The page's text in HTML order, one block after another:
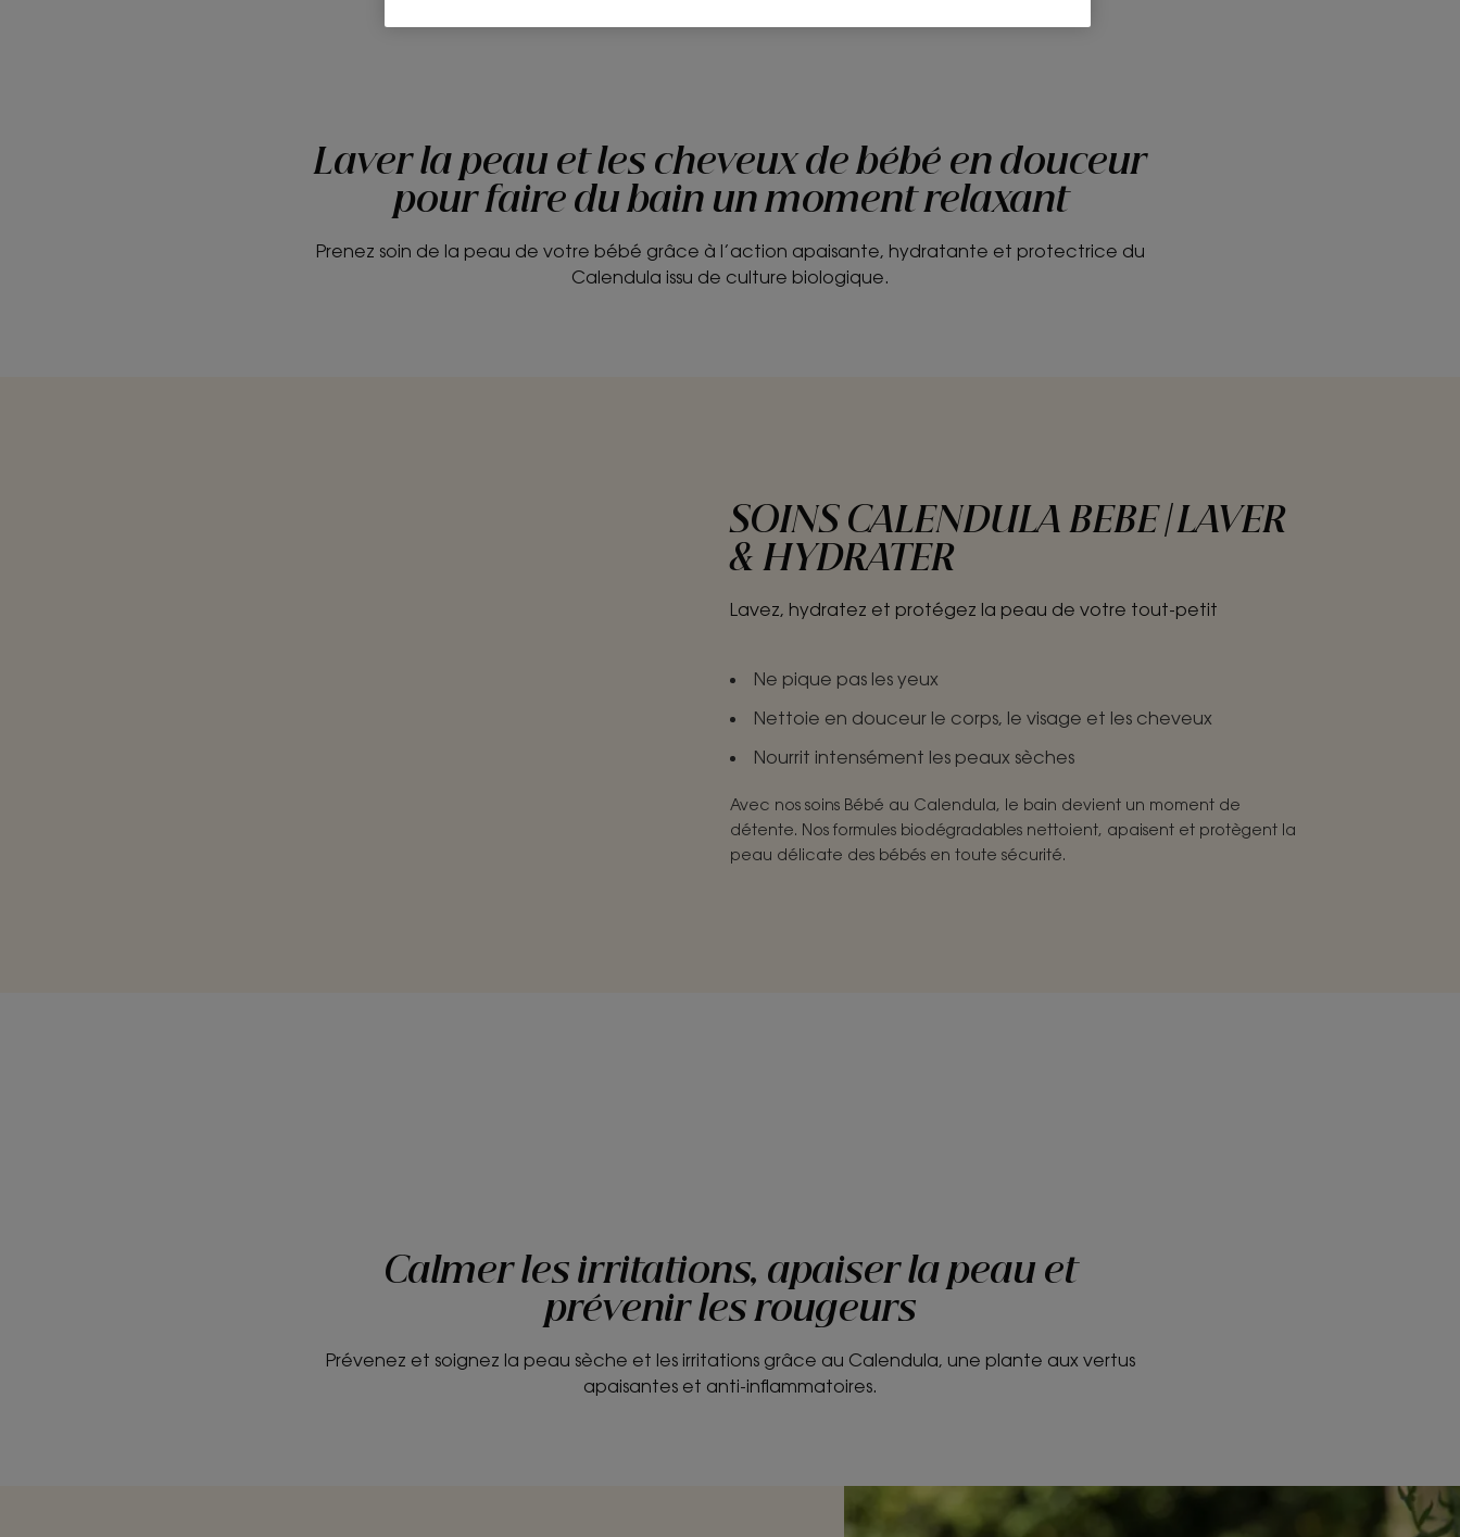
Laver la peau et les cheveux de bébé en douceur
pour faire du bain un moment relaxant
Prenez soin de la peau de votre bébé grâce à l’action apaisante, hydratante et protectrice du
Calendula issu de culture biologique.
SOINS CALENDULA BEBE | LAVER
& HYDRATER
Lavez, hydratez et protégez la peau de votre tout-petit
Ne pique pas les yeux
Nettoie en douceur le corps, le visage et les cheveux
Nourrit intensément les peaux sèches
Avec nos soins Bébé au Calendula, le bain devient un moment de
détente. Nos formules biodégradables nettoient, apaisent et protègent la
peau délicate des bébés en toute sécurité.
Calmer les irritations, apaiser la peau et
prévenir les rougeurs
Prévenez et soignez la peau sèche et les irritations grâce au Calendula, une plante aux vertus
apaisantes et anti-inflammatoires.